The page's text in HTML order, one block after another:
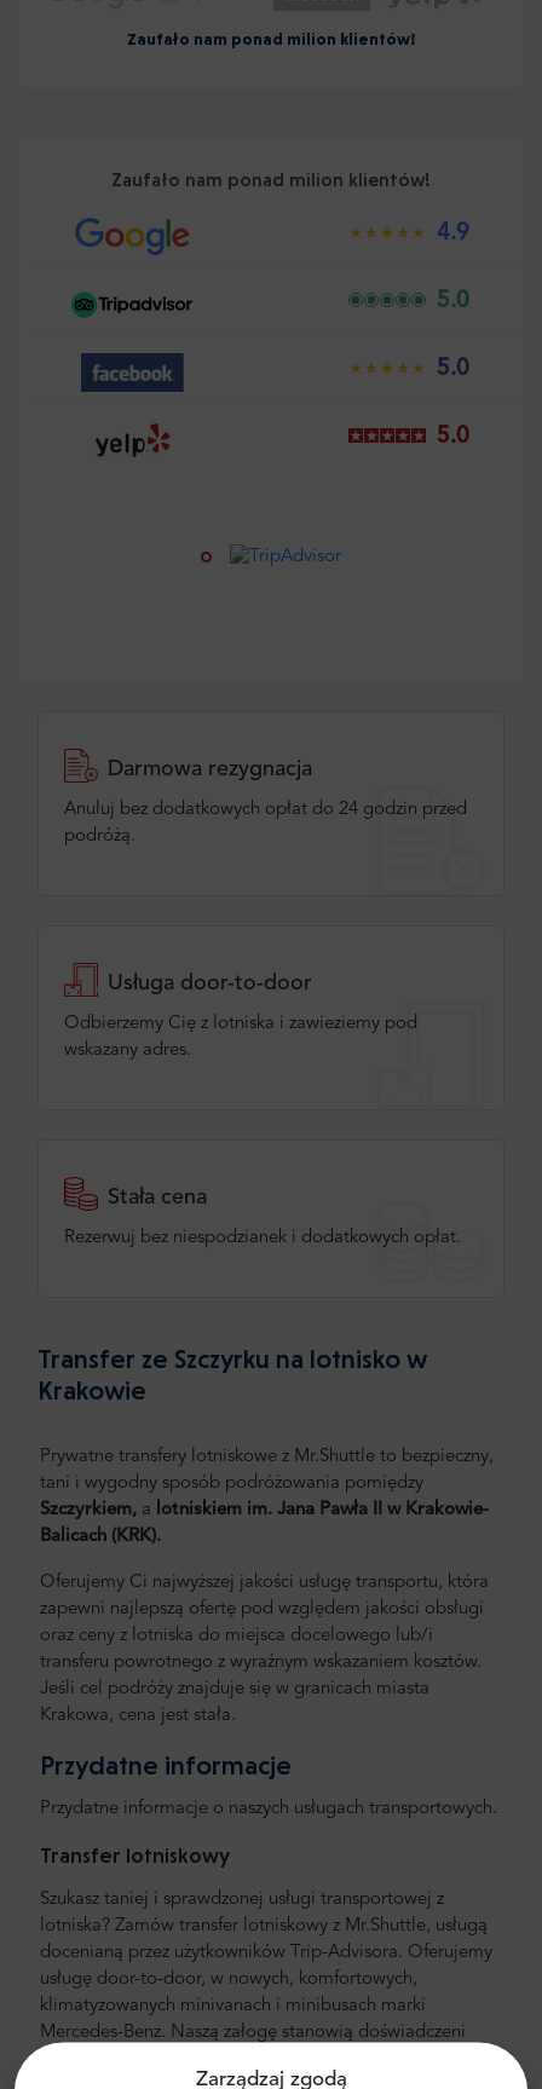
Zarządzaj zgodą
Zaufało nam ponad milion klientów!
Zaufało nam ponad milion klientów!
4.9
5.0
5.0
5.0
Darmowa rezygnacja
Anuluj bez dodatkowych opłat do 24 godzin przed
podróżą.
Usługa door-to-door
Odbierzemy Cię z lotniska i zawieziemy pod
wskazany adres.
Stała cena
Rezerwuj bez niespodzianek i dodatkowych opłat.
Transfer ze Szczyrku na lotnisko w
Krakowie
Prywatne transfery lotniskowe z Mr.Shuttle to bezpieczny,
tani i wygodny sposób podróżowania pomiędzy
Szczyrkiem, a lotniskiem im. Jana Pawła II w Krakowie-
Balicach (KRK).
Oferujemy Ci najwyższej jakości usługę transportu, która
zapewni najlepszą ofertę pod względem jakości obsługi
oraz ceny z lotniska do miejsca docelowego lub/i
transferu powrotnego z wyraźnym wskazaniem kosztów.
Jeśli cel podróży znajduje się w granicach miasta
Krakowa, cena jest stała.
Przydatne informacje
Przydatne informacje o naszych usługach transportowych.
Transfer lotniskowy
Szukasz taniej i sprawdzonej usługi transportowej z
lotniska? Zamów transfer lotniskowy z Mr.Shuttle, usługą
docenianą przez użytkowników Trip-Advisora. Oferujemy
usługę door-to-door, w nowych, komfortowych,
klimatyzowanych minivanach i minibusach marki
Mercedes-Benz. Naszą załogę stanowią doświadczeni